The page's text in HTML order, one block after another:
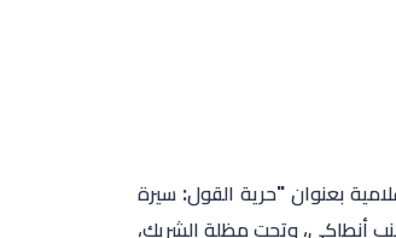
" مساء السبت 16مايو 2026م أمسية أدبية إعلامية بعنوان "حرية القول: سيرة
أنطاكي، وتحت مظلة الشريك،